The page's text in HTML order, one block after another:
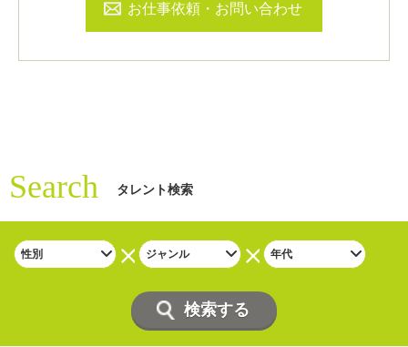
お仕事依頼・お問い合わせ
Search タレント検索